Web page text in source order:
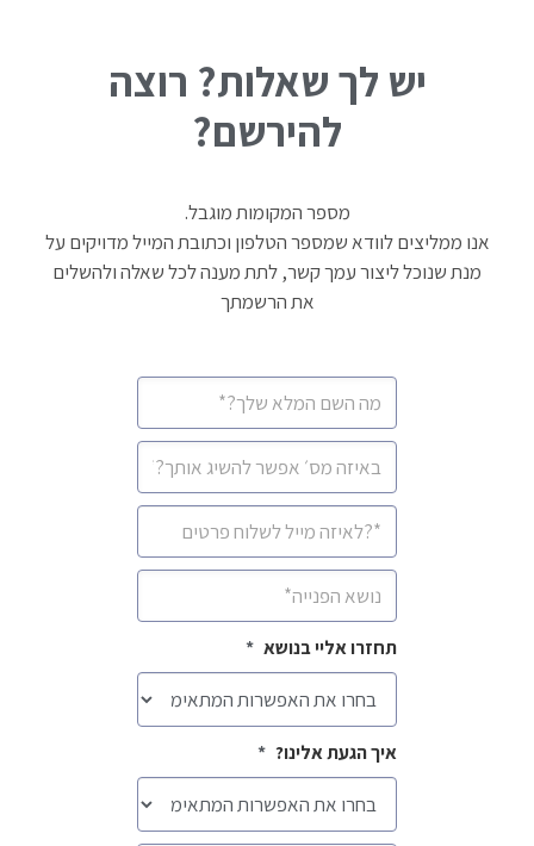
יש לך שאלות? רוצה
להירשם?
מספר המקומות מוגבל.
אנו ממליצים לוודא שמספר הטלפון וכתובת המייל מדויקים על
מנת שנוכל ליצור עמך קשר, לתת מענה לכל שאלה ולהשלים
את הרשמתך
מלא *
סלולרי
*
איימיל
תחזרו אליי בנושא *
איך הגעת אלינו? *